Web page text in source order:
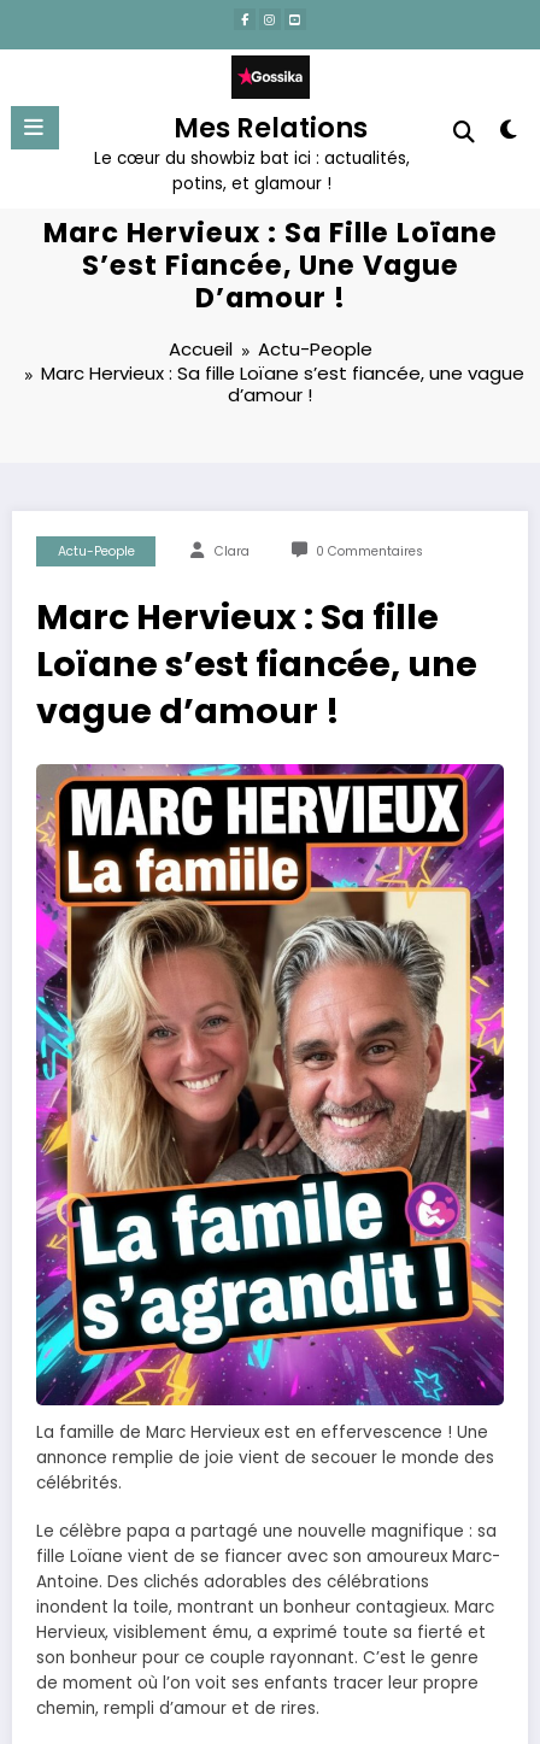
contenu
Mes Relations
Le cœur du showbiz bat ici : actualités,
potins, et glamour !
Marc Hervieux : Sa Fille Loïane
S’est Fiancée, Une Vague
D’amour !
Accueil
Actu-People
Marc Hervieux : Sa fille Loïane s’est fiancée, une vague
d’amour !
Actu-People Clara 0 Commentaires
Marc Hervieux : Sa fille
Loïane s’est fiancée, une
vague d’amour !
La famille de Marc Hervieux est en effervescence ! Une
annonce remplie de joie vient de secouer le monde des
célébrités.
Le célèbre papa a partagé une nouvelle magnifique : sa
fille Loïane vient de se fiancer avec son amoureux Marc-
Antoine. Des clichés adorables des célébrations
inondent la toile, montrant un bonheur contagieux. Marc
Hervieux, visiblement ému, a exprimé toute sa fierté et
son bonheur pour ce couple rayonnant. C’est le genre
de moment où l’on voit ses enfants tracer leur propre
chemin, rempli d’amour et de rires.